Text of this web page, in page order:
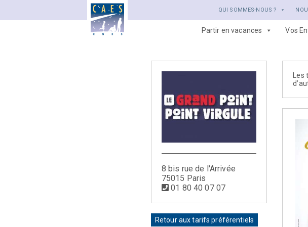
QUI SOMMES-NOUS ?
Partir en vacances Vos
8 bis rue de l'Arrivée
75015 Paris
01 80 40 07 07
Retour aux tarifs préférentiels